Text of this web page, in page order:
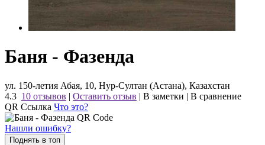
Баня - Фазенда
ул. 150-летия Абая, 10, Нур-Султан (Астана), Казахстан
4.3 10 отзывов | Оставить отзыв | В заметки | В сравнение
QR Ссылка Что это?
Нашли ошибку?
Поднять в топ